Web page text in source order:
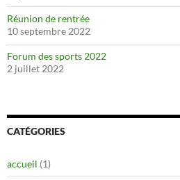
Réunion de rentrée
10 septembre 2022
Forum des sports 2022
2 juillet 2022
CATÉGORIES
accueil (1)